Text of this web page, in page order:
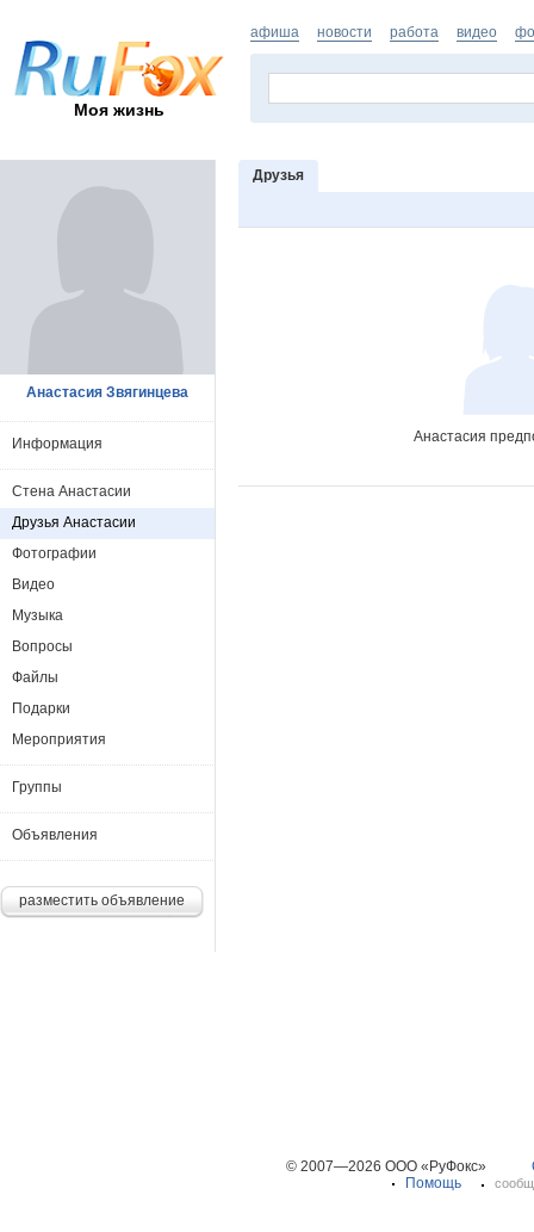
Моя жизнь
афиша новости работа видео
Друзья
Анастасия
Анастасия Звягинцева
Информация
Стена Анастасии
Друзья Анастасии
Фотографии
Видео
Музыка
Вопросы
Файлы
Подарки
Мероприятия
Группы
Объявления
разместить объявление
© 2007—2026 ООО «РуФокс»
Помощь